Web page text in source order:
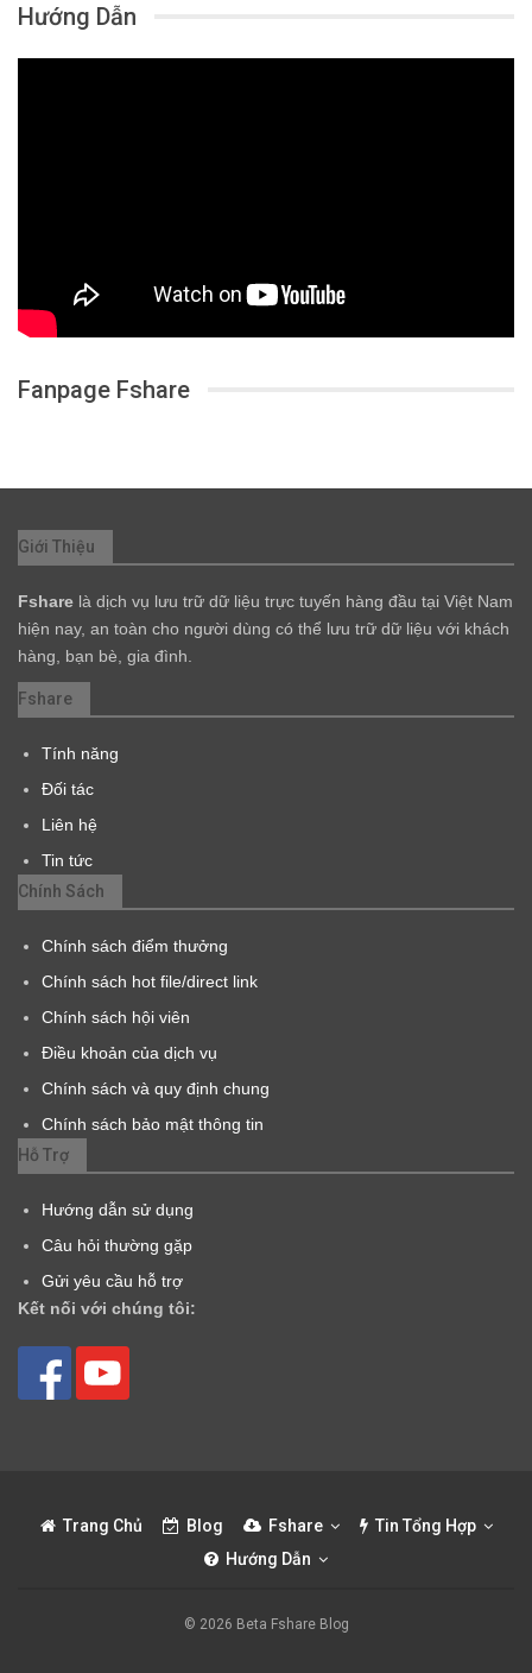
Hướng Dẫn
Fanpage Fshare
Giới Thiệu
Fshare là dịch vụ lưu trữ dữ liệu trực tuyến hàng đầu tại Việt Nam
hiện nay, an toàn cho người dùng có thể lưu trữ dữ liệu với khách
hàng, bạn bè, gia đình.
Fshare
Tính năng
Đối tác
Liên hệ
Tin tức
Chính Sách
Chính sách điểm thưởng
Chính sách hot file/direct link
Chính sách hội viên
Điều khoản của dịch vụ
Chính sách và quy định chung
Chính sách bảo mật thông tin
Hỗ Trợ
Hướng dẫn sử dụng
Câu hỏi thường gặp
Gửi yêu cầu hỗ trợ
Kết nối với chúng tôi:
Trang Chủ Blog Fshare
Tin Tổng Hợp
Hướng Dẫn
© 2026 Beta Fshare Blog